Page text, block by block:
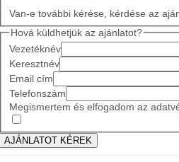
Van-e további kérése, kérdése az
Hová küldhetjük az ajánlatot?
Vezetéknév
Keresztnév
Email cím
Telefonszám
Megismertem és elfogadom az